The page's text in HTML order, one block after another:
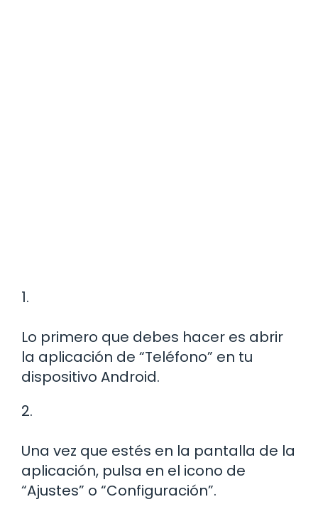
1.
Lo primero que debes hacer es abrir
la aplicación de “Teléfono” en tu
dispositivo Android.
2.
Una vez que estés en la pantalla de la
aplicación, pulsa en el icono de
“Ajustes” o “Configuración”.